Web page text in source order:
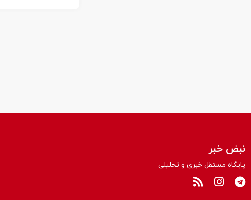
نبض خبر
پایگاه مستقل خبری و تحلیلی